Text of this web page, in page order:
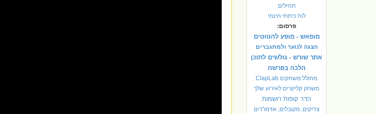
תהילים
לוח כיתתי חינמי
פרסום:
מופאש - מופע להטוטים
הצגה לנוער ולמתגברים
אתר שורש - גולשים לתוכן
הלכה בפרשה
מחולל משחקים ClapLab
משחק קליקרים לאירוע שלך
הדר קופות רושמות
צדיקים, מקובלים, אדמו"רים